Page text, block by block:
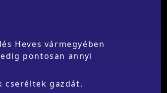
Heves vármegyében
pontosan annyi
cseréltek gazdát.